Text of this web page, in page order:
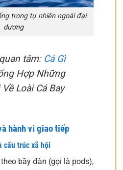
trong tự nhiên ngoài đại
dương
tâm: Cá Gì
Hợp Những
Loài Cá Bay
hành vi giao tiếp
cấu trúc xã hội
bầy đàn (gọi là pods),